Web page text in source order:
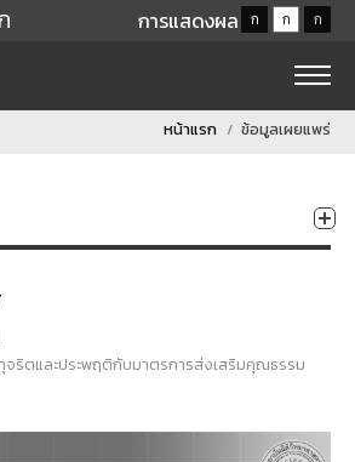
การแสดงผล ก ก ก
หน้าแรก ข้อมูลเผยแพร่
ริตและประพฤติกับมาตรการส่งเสริมคุณธรรม